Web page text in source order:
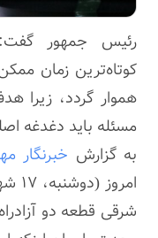
رئیس جمهور گفت:
کوتاه‌ترین زمان
هموار گردد،
مسئله باید دغدغه
به گزارش خبرنگار
شرقی قطعه دو